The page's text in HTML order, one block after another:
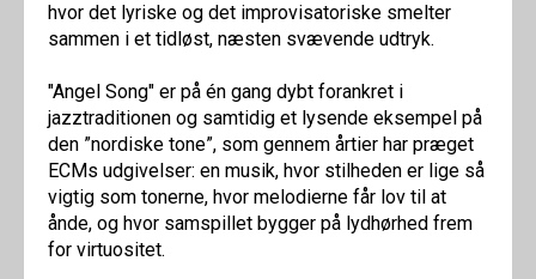
hvor det lyriske og det improvisatoriske smelter
sammen i et tidløst, næsten svævende udtryk.
"Angel Song" er på én gang dybt forankret i
jazztraditionen og samtidig et lysende eksempel på
den ”nordiske tone”, som gennem årtier har præget
ECMs udgivelser: en musik, hvor stilheden er lige så
vigtig som tonerne, hvor melodierne får lov til at
ånde, og hvor samspillet bygger på lydhørhed frem
for virtuositet.